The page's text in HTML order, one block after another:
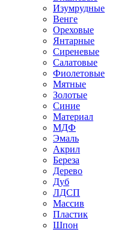
Изумрудные
Венге
Ореховые
Янтарные
Сиреневые
Салатовые
Фиолетовые
Мятные
Золотые
Синие
Материал
МДФ
Эмаль
Акрил
Береза
Дерево
Дуб
ЛДСП
Массив
Пластик
Шпон